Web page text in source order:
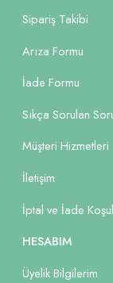
Sipariş Takibi
Arıza Formu
İade Formu
Sıkça Sorulan
Müşteri Hizmetleri
İletişim
İptal ve İade
HESABIM
Üyelik Bilgilerim